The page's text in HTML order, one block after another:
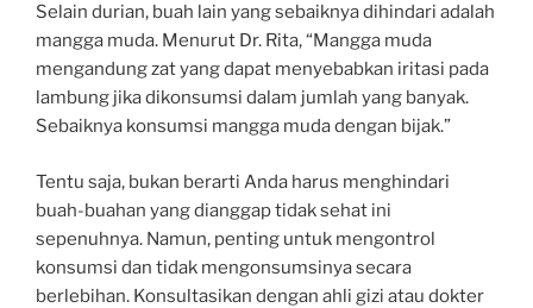
Selain durian, buah lain yang sebaiknya dihindari adalah
mangga muda. Menurut Dr. Rita, “Mangga muda
mengandung zat yang dapat menyebabkan iritasi pada
lambung jika dikonsumsi dalam jumlah yang banyak.
Sebaiknya konsumsi mangga muda dengan bijak.”
Tentu saja, bukan berarti Anda harus menghindari
buah-buahan yang dianggap tidak sehat ini
sepenuhnya. Namun, penting untuk mengontrol
konsumsi dan tidak mengonsumsinya secara
berlebihan. Konsultasikan dengan ahli gizi atau dokter